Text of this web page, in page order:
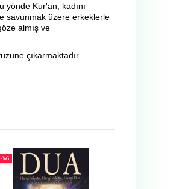
yönde Kur'an, kadını
savunmak üzere erkeklerle
almış ve
çıkarmaktadır.
-%6